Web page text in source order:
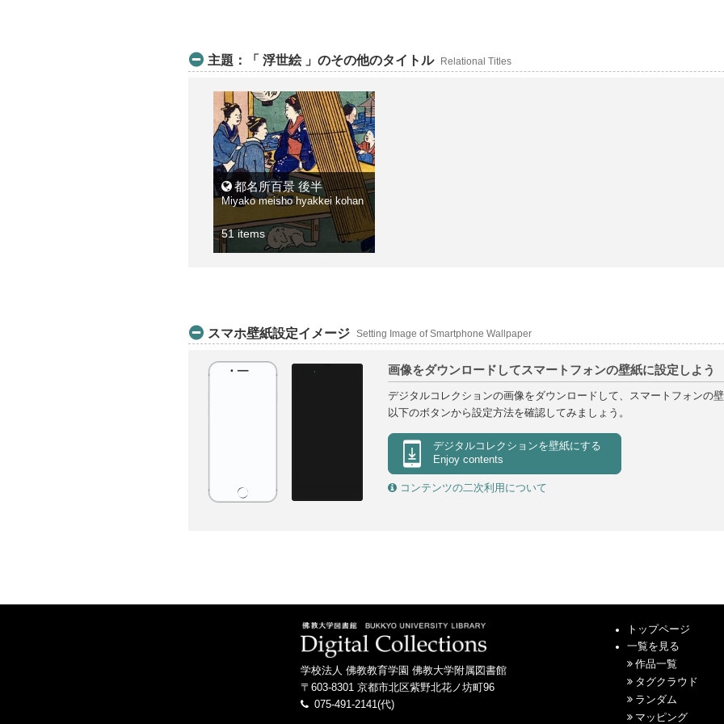
主題：「 浮世絵 」のその他のタイトル Relational Titles
都名所百景 後半
Miyako meisho hyakkei kohan
51 items
スマホ壁紙設定イメージ Setting Image of Smartphone Wallpaper
画像をダウンロードしてスマートフォンの壁紙に設定しよう
デジタルコレクションの画像をダウンロードして、スマートフォンの
以下のボタンから設定方法を確認してみましょう。
デジタルコレクションを壁紙にする
Enjoy contents
コンテンツの二次利用について
学校法人 佛教教育学園 佛教大学附属図書館
〒603-8301 京都市北区紫野北花ノ坊町96
075-491-2141(代)
トップページ
一覧を見る
作品一覧
タグクラウド
ランダム
マッピング